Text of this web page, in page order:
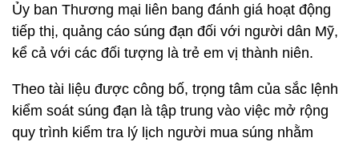
Ủy ban Thương mại liên bang đánh giá hoạt động
tiếp thị, quảng cáo súng đạn đối với người dân Mỹ,
kể cả với các đối tượng là trẻ em vị thành niên.
Theo tài liệu được công bố, trọng tâm của sắc lệnh
kiểm soát súng đạn là tập trung vào việc mở rộng
quy trình kiểm tra lý lịch người mua súng nhằm